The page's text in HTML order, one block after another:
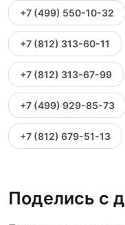
+7 (499) 550-10-32
+7 (812) 313-60-11
+7 (812) 313-67-99
+7 (499) 929-85-73
+7 (812) 679-51-13
Поделись с